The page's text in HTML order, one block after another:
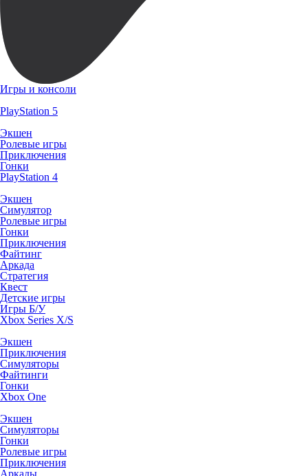
Игры и консоли
PlayStation 5
Экшен
Ролевые игры
Приключения
Гонки
PlayStation 4
Экшен
Симулятор
Ролевые игры
Гонки
Приключения
Файтинг
Аркада
Стратегия
Квест
Детские игры
Игры Б/У
Xbox Series X/S
Экшен
Приключения
Симуляторы
Файтинги
Гонки
Xbox One
Экшен
Симуляторы
Гонки
Ролевые игры
Приключения
Аркады